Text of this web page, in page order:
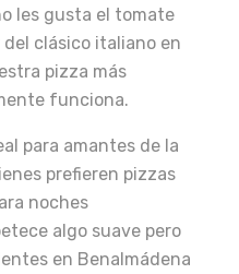
les gusta el tomate
clásico italiano en
pizza más
funciona.
para amantes de la
prefieren pizzas
noches
algo suave pero
en Benalmádena